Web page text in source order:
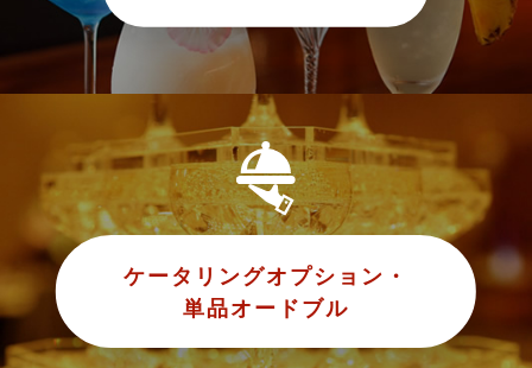
ケータリングオプション・
単品オードブル